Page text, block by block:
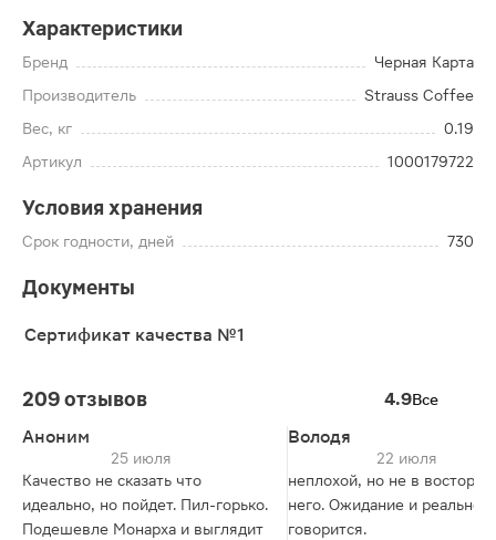
Характеристики
Бренд
Черная Карта
Производитель
Strauss Coffee
Вес, кг
0.19
Артикул
1000179722
Условия хранения
Срок годности, дней 730
Документы
Сертификат качества №1
209 отзывов 4.9Все
Аноним
25 июля
Качество не сказать что
идеально, но пойдет. Пил-горько.
Подешевле Монарха и выглядит
Володя
22 июля
неплохой, но не в восторге
него. Ожидание и
говорится.